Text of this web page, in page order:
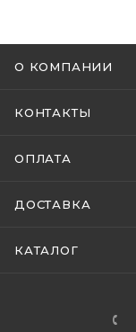
О КОМПАНИИ
КОНТАКТЫ
ОПЛАТА
ДОСТАВКА
КАТАЛОГ